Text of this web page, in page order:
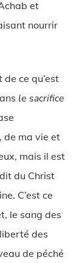
et
nourrir
ce qu’est
le sacrifice
de ma vie et
mais il est
du Christ
C’est ce
le sang des
des
de péché